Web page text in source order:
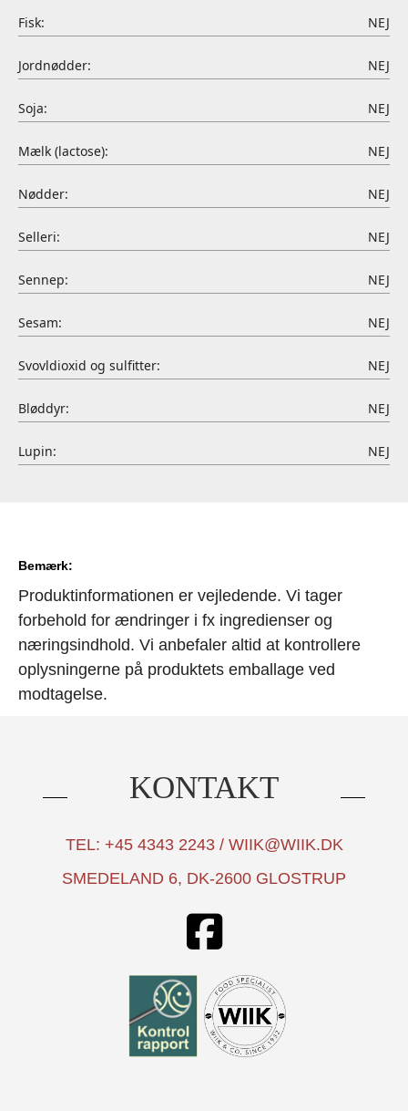
Fisk: NEJ
Jordnødder: NEJ
Soja: NEJ
Mælk (lactose): NEJ
Nødder: NEJ
Selleri: NEJ
Sennep: NEJ
Sesam: NEJ
Svovldioxid og sulfitter: NEJ
Bløddyr: NEJ
Lupin: NEJ
Bemærk:
Produktinformationen er vejledende. Vi tager
forbehold for ændringer i fx ingredienser og
næringsindhold. Vi anbefaler altid at kontrollere
oplysningerne på produktets emballage ved
modtagelse.
KONTAKT
TEL: +45 4343 2243 / WIIK@WIIK.DK
SMEDELAND 6, DK-2600 GLOSTRUP